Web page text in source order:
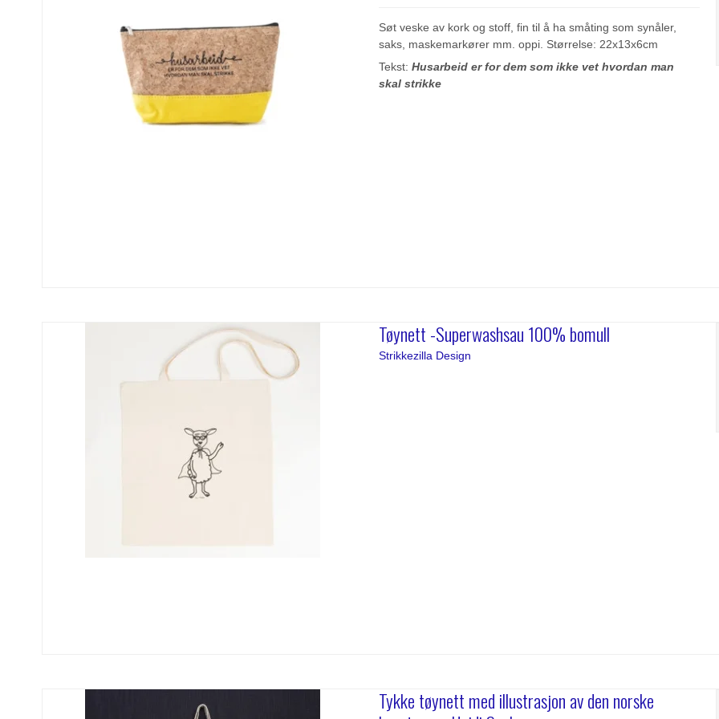
Søt veske av kork og stoff, fin til å ha småting som synåler,
saks, maskemarkører mm. oppi. Størrelse: 22x13x6cm
Tekst:Husarbeid er for dem som ikke vet hvordan man
skal strikke
Tøynett -Superwashsau 100% bomull
Strikkezilla Design
Tykke tøynett med illustrasjon av den norske